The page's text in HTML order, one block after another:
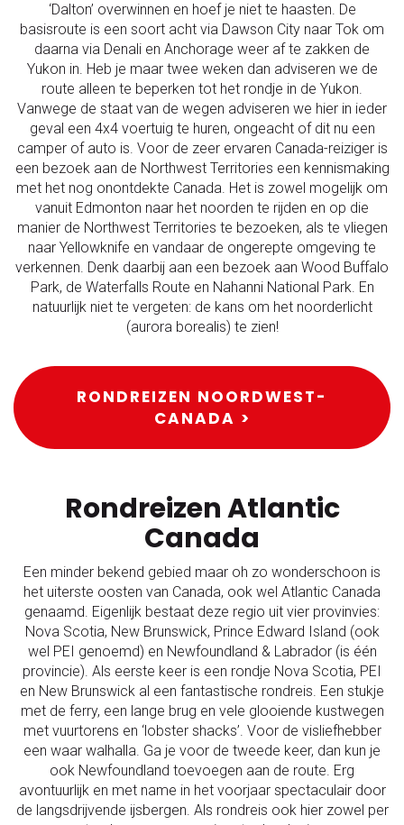
‘Dalton’ overwinnen en hoef je niet te haasten. De
basisroute is een soort acht via Dawson City naar Tok om
daarna via Denali en Anchorage weer af te zakken de
Yukon in. Heb je maar twee weken dan adviseren we de
route alleen te beperken tot het rondje in de Yukon.
Vanwege de staat van de wegen adviseren we hier in ieder
geval een 4x4 voertuig te huren, ongeacht of dit nu een
camper of auto is. Voor de zeer ervaren Canada-reiziger is
een bezoek aan de Northwest Territories een kennismaking
met het nog onontdekte Canada. Het is zowel mogelijk om
vanuit Edmonton naar het noorden te rijden en op die
manier de Northwest Territories te bezoeken, als te vliegen
naar Yellowknife en vandaar de ongerepte omgeving te
verkennen. Denk daarbij aan een bezoek aan Wood Buffalo
Park, de Waterfalls Route en Nahanni National Park. En
natuurlijk niet te vergeten: de kans om het noorderlicht
(aurora borealis) te zien!
RONDREIZEN NOORDWEST-
CANADA >
Rondreizen Atlantic
Canada
Een minder bekend gebied maar oh zo wonderschoon is
het uiterste oosten van Canada, ook wel Atlantic Canada
genaamd. Eigenlijk bestaat deze regio uit vier provinvies:
Nova Scotia, New Brunswick, Prince Edward Island (ook
wel PEI genoemd) en Newfoundland & Labrador (is één
provincie). Als eerste keer is een rondje Nova Scotia, PEI
en New Brunswick al een fantastische rondreis. Een stukje
met de ferry, een lange brug en vele glooiende kustwegen
met vuurtorens en ‘lobster shacks’. Voor de visliefhebber
een waar walhalla. Ga je voor de tweede keer, dan kun je
ook Newfoundland toevoegen aan de route. Erg
avontuurlijk en met name in het voorjaar spectaculair door
de langsdrijvende ijsbergen. Als rondreis ook hier zowel per